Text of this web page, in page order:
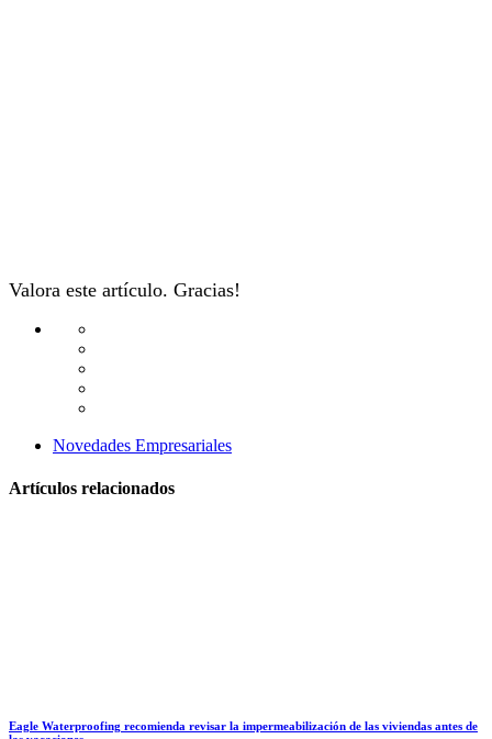
Valora este artículo. Gracias!
Novedades Empresariales
Artículos relacionados
Eagle Waterproofing recomienda revisar la impermeabilización de las viviendas antes de